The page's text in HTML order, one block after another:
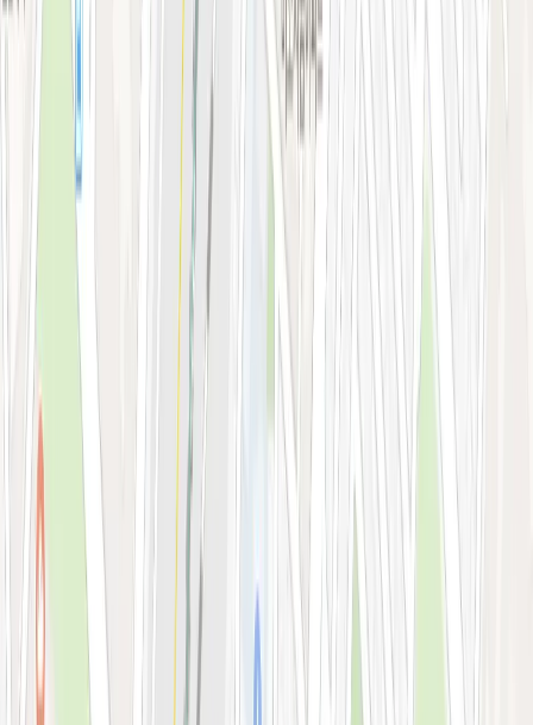
시술 예약하기
예약 확인·취소